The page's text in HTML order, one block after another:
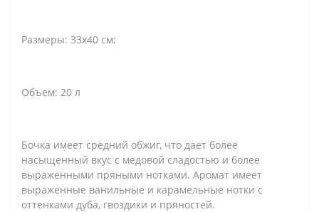
Размеры: 33х40 см;
Объем: 20 л
Бочка имеет средний обжиг, что дает более
насыщенный вкус с медовой сладостью и более
выраженными пряными нотками. Аромат имеет
выраженные ванильные и карамельные нотки с
оттенками дуба, гвоздики и пряностей.